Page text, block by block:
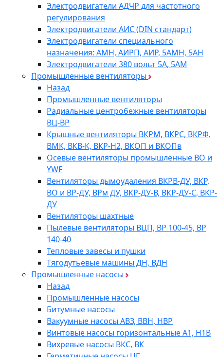
Электродвигатели АДЧР для частотного
регулирования
Электродвигатели АИС (DIN стандарт)
Электродвигатели специального
назначения: АМН, АИРП, АИР, 5АМН, 5АН
Электродвигатели 380 вольт 5А, 5АМ
Промышленные вентиляторы
Назад
Промышленные вентиляторы
Радиальные центробежные вентиляторы
ВЦ-ВР
Крышные вентиляторы ВКРМ, ВКРС, ВКРФ,
ВМК, ВКВ-К, ВКР-Н2, ВКОП и ВКОПв
Осевые вентиляторы промышленные ВО и
YWF
Вентиляторы дымоудаления ВКРВ-ДУ, ВКР,
ВО и ВР-ДУ, ВРм ДУ, ВКР-ДУ-В, ВКР-ДУ-С, ВКР-
ДУ
Вентиляторы шахтные
Пылевые вентиляторы ВЦП, ВР 100-45, ВР
140-40
Тепловые завесы и пушки
Тягодутьевые машины ДН, ВДН
Промышленные насосы
Назад
Промышленные насосы
Битумные насосы
Вакуумные насосы АВЗ, ВВН, НВР
Винтовые насосы горизонтальные А1, Н1В
Вихревые насосы ВКС, ВК